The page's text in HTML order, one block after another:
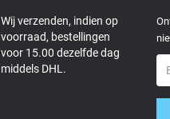
Wij verzenden, indien op
voorraad, bestellingen
voor 15.00 dezelfde dag
middels DHL.